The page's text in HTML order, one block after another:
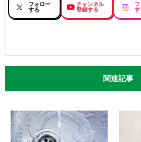
フォロー
する
チャンネル
登録する
す
関連記事